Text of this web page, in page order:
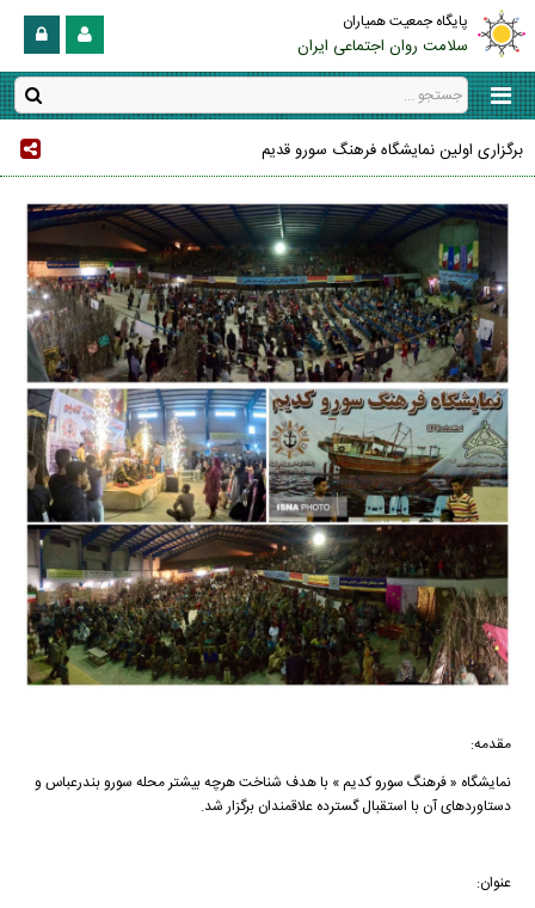
پایگاه جمعیت همیاران
سلامت روان اجتماعی ایران
برگزاری اولین نمایشگاه فرهنگ سورو قدیم
مقدمه:
نمایشگاه « فرهنگ سورو کدیم » با هدف شناخت هرچه بیشتر محله سورو بندرعباس و
دستاوردهای آن با استقبال گسترده علاقمندان برگزار شد.
عنوان: